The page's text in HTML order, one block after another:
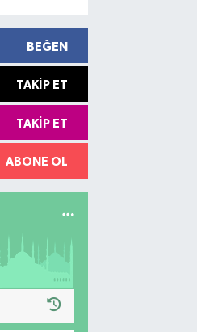
BEĞEN
TAKIP ET
TAKIP ET
ABONE OL